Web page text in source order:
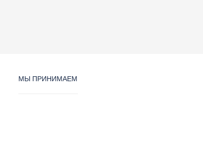
МЫ ПРИНИМАЕМ